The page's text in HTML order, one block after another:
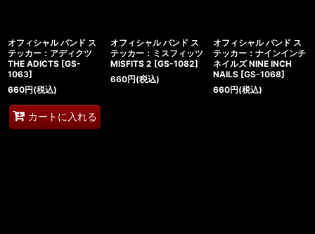
オフィシャル バンド ス
テッカー：アディクツ
THE ADICTS [GS-
1063]
660円(税込)
カートに入れる
オフィシャル バンド ス
テッカー：ミスフィッツ
MISFITS 2 [GS-1082]
660円(税込)
オフィシャル バンド ス
テッカー：ナインインチ
ネイルズ NINE INCH
NAILS [GS-1068]
660円(税込)